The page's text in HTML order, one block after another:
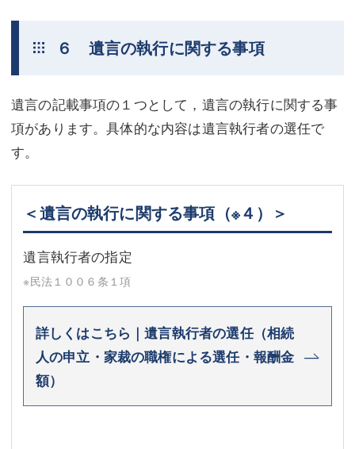
６ 遺言の執行に関する事項
遺言の記載事項の１つとして，遺言の執行に関する事
項があります。具体的な内容は遺言執行者の選任で
す。
＜遺言の執行に関する事項 （※４） ＞
遺言執行者の指定
※民法１００６条１項
詳しくはこちら｜遺言執行者の選任（相続
人の申立・家裁の職権による選任・報酬金
額）